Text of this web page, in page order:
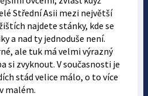
Střední Asii mezi největší
najdete stánky, kde se
a nad ty jednoduše není.
ale tuk má velmi výrazný
si zvyknout. V současnosti je
stád velice málo, o to více
malém.